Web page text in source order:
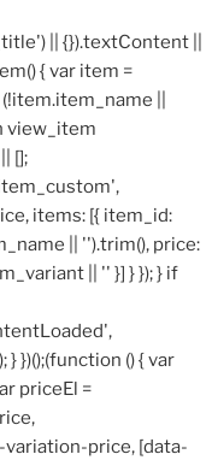
|| {}).textContent ||
{ var item =
||
view_item
[];
items: [{ item_id:
|| '').trim(), price:
|| '' }] } }); } if
})();(function () { var
priceEl =
price, [data-